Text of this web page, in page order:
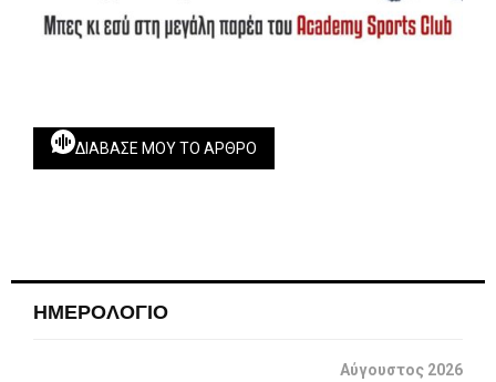
ΔΙΆΒΑΣΕ ΜΟΥ ΤΟ ΆΡΘΡΟ
ΗΜΕΡΟΛΟΓΙΟ
Αύγουστος 2026